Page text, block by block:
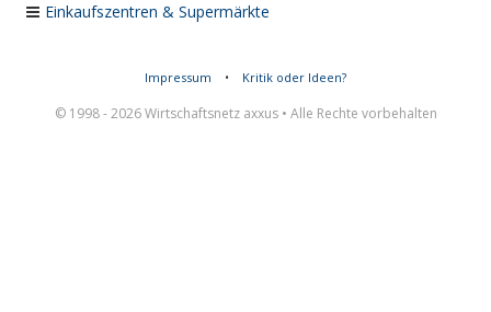
Einkaufszentren & Supermärkte
Impressum • Kritik oder Ideen?
© 1998 - 2026 Wirtschaftsnetz axxus • Alle Rechte vorbehalten